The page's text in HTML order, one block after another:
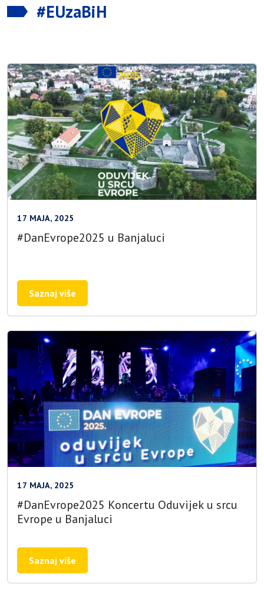
#EUzaBiH
17 MAJA, 2025
#DanEvrope2025 u Banjaluci
Saznaj više
17 MAJA, 2025
#DanEvrope2025 Koncertu Oduvijek u srcu
Evrope u Banjaluci
Saznaj više